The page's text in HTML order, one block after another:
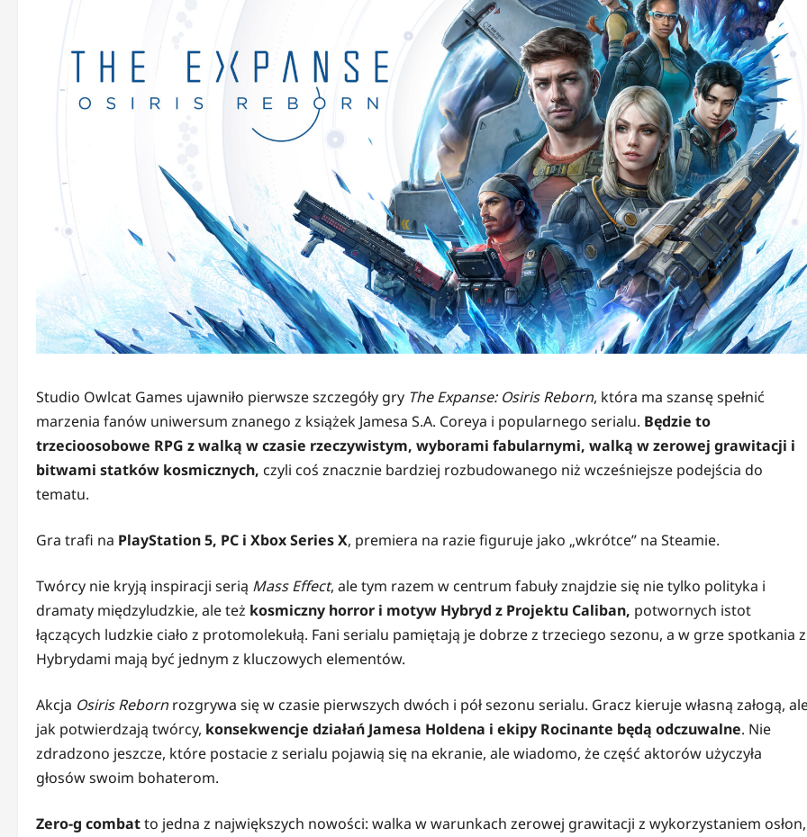
Studio Owlcat Games ujawniło pierwsze szczegóły gry The Expanse: Osiris Reborn, która ma szansę spełnić
marzenia fanów uniwersum znanego z książek Jamesa S.A. Coreya i popularnego serialu. Będzie to
trzecioosobowe RPG z walką w czasie rzeczywistym, wyborami fabularnymi, walką w zerowej grawitacji i
bitwami statków kosmicznych, czyli coś znacznie bardziej rozbudowanego niż wcześniejsze podejścia do
tematu.
Gra trafi na PlayStation 5, PC i Xbox Series X, premiera na razie figuruje jako „wkrótce” na Steamie.
Twórcy nie kryją inspiracji serią Mass Effect, ale tym razem w centrum fabuły znajdzie się nie tylko polityka i
dramaty międzyludzkie, ale też kosmiczny horror i motyw Hybryd z Projektu Caliban, potwornych istot
łączących ludzkie ciało z protomolekułą. Fani serialu pamiętają je dobrze z trzeciego sezonu, a w grze spotkania z
Hybrydami mają być jednym z kluczowych elementów.
Akcja Osiris Rebornrozgrywa się w czasie pierwszych dwóch i pół sezonu serialu. Gracz kieruje własną załogą,
jak potwierdzają twórcy, konsekwencje działań Jamesa Holdena i ekipy Rocinante będą odczuwalne. Nie
zdradzono jeszcze, które postacie z serialu pojawią się na ekranie, ale wiadomo, że część aktorów użyczyła
głosów swoim bohaterom.
Zero-g combatto jedna z największych nowości: walka w warunkach zerowej grawitacji z wykorzystaniem osłon,